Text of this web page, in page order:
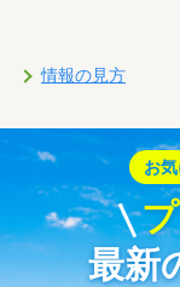
情報の見方
お
最新